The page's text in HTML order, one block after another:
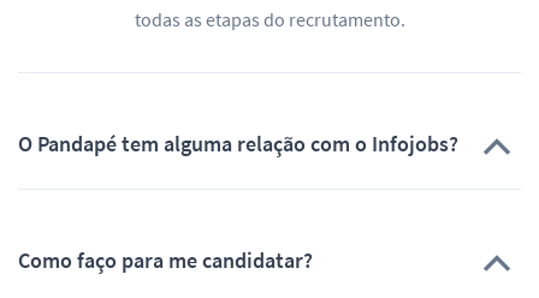
todas as etapas do recrutamento.
O Pandapé tem alguma relação com o Infojobs?
Como faço para me candidatar?